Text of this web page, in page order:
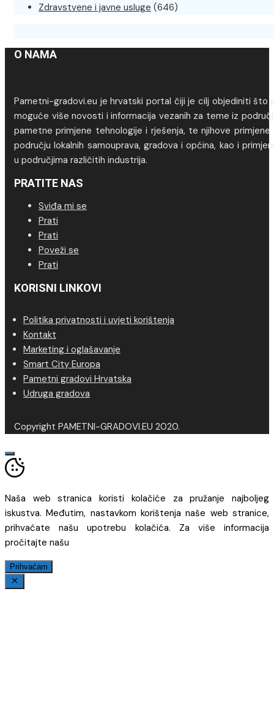
Zdravstvene i javne usluge (646)
O NAMA
Pametni-gradovi.eu je hrvatski portal čiji je cilj objediniti što
moguće više novosti i informacija vezanih za teme iz
pametne primjene tehnologije i rješenja, te njihove primjene
području lokalnih samouprava, gradova i općina, kao i
u područjima različitih industrija.
PRATITE NAS
Sviđa mi se
Prati
Prati
Poveži se
Prati
KORISNI LINKOVI
Politika privatnosti i uvjeti korištenja
Kontakt
Marketing i oglašavanje
Smart City Europa
Pametni gradovi Hrvatska
Udruga gradova
Copyright PAMETNI-GRADOVI.EU 2020.
Naša web stranica koristi kolačiće za pružanje najboljeg
iskustva. Međutim, nastavkom korištenja naše web stranice,
prihvaćate našu upotrebu kolačića. Za više informacija
pročitajte našu
Prihvaćam